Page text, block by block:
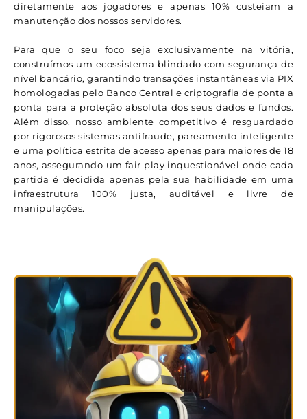
diretamente aos jogadores e apenas 10% custeiam a
manutenção dos nossos servidores.
Para que o seu foco seja exclusivamente na vitória,
construímos um ecossistema blindado com segurança de
nível bancário, garantindo transações instantâneas via PIX
homologadas pelo Banco Central e criptografia de ponta a
ponta para a proteção absoluta dos seus dados e fundos.
Além disso, nosso ambiente competitivo é resguardado
por rigorosos sistemas antifraude, pareamento inteligente
e uma política estrita de acesso apenas para maiores de 18
anos, assegurando um fair play inquestionável onde cada
partida é decidida apenas pela sua habilidade em uma
infraestrutura 100% justa, auditável e livre de
manipulações.